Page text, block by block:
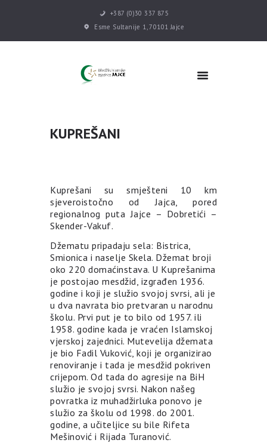
+387 (0)30 337 875
Esme Sultanije 1, 70101 Jajce
POČETNA
DŽEMATI
USLUGE
MULTIMEDIJA
KONTAKT
KUPREŠANI
Kuprešani su smješteni 10 km
sjeveroistočno od Jajca, pored
regionalnog puta Jajce – Dobretići –
Skender-Vakuf.
Džematu pripadaju sela: Bistrica,
Smionica i naselje Skela. Džemat broji
oko 220 domaćinstava. U Kuprešanima
je postojao mesdžid, izgrađen 1936.
godine i koji je služio svojoj svrsi, ali je
u dva navrata bio pretvaran u narodnu
školu. Prvi put je to bilo od 1957. ili
1958. godine kada je vraćen Islamskoj
vjerskoj zajednici. Mutevelija džemata
je bio Fadil Vuković, koji je organizirao
renoviranje i tada je mesdžid pokriven
crijepom. Od tada do agresije na BiH
služio je svojoj svrsi. Nakon našeg
povratka iz muhadžirluka ponovo je
služio za školu od 1998. do 2001.
godine, a učiteljice su bile Rifeta
Mešinović i Rijada Turanović.